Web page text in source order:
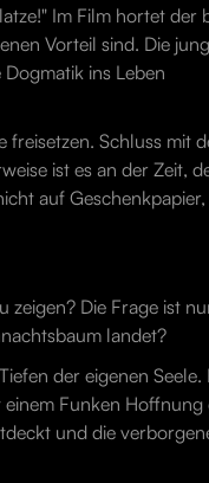
Im Film hortet der
Vorteil sind. Die
ins Leben
freisetzen. Schluss mit
ist es an der Zeit,
auf
zeigen? Die Frage ist
landet?
der eigenen Seele.
einem Funken
und die